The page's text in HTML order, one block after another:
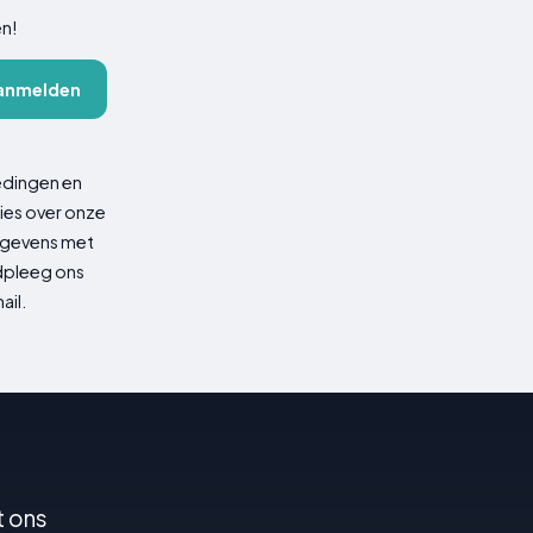
en
over onze
met
ons
ons